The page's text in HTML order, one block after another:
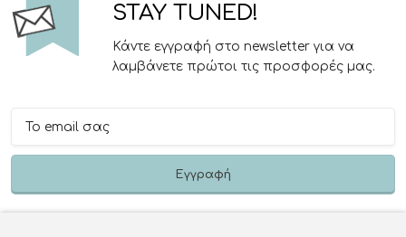
STAY TUNED!
Κάντε εγγραφή στο newsletter για να
λαμβάνετε πρώτοι τις προσφορές μας.